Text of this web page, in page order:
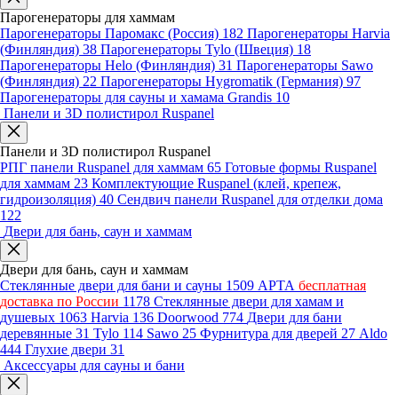
Парогенераторы для хаммам
Парогенераторы Паромакс (Россия) 182 Парогенераторы Harvia
(Финляндия) 38 Парогенераторы Tylo (Швеция) 18
Парогенераторы Helo (Финляндия) 31 Парогенераторы Sawo
(Финляндия) 22 Парогенераторы Hygromatik (Германия) 97
Парогенераторы для сауны и хамама Grandis 10
Панели и 3D полистирол Ruspanel
Панели и 3D полистирол Ruspanel
РПГ панели Ruspanel для хаммам 65 Готовые формы Ruspanel
для хаммам 23 Комплектующие Ruspanel (клей, крепеж,
гидроизоляция) 40 Сендвич панели Ruspanel для отделки дома
122
Двери для бань, саун и хаммам
Двери для бань, саун и хаммам
Стеклянные двери для бани и сауны 1509 АРТА бесплатная
доставка по России 1178 Стеклянные двери для хамам и
душевых 1063 Harvia 136 Doorwood 774 Двери для бани
деревянные 31 Tylo 114 Sawo 25 Фурнитура для дверей 27 Aldo
444 Глухие двери 31
Аксессуары для сауны и бани